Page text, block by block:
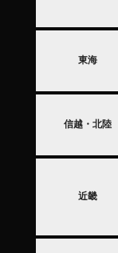
東海
信越・北陸
近畿